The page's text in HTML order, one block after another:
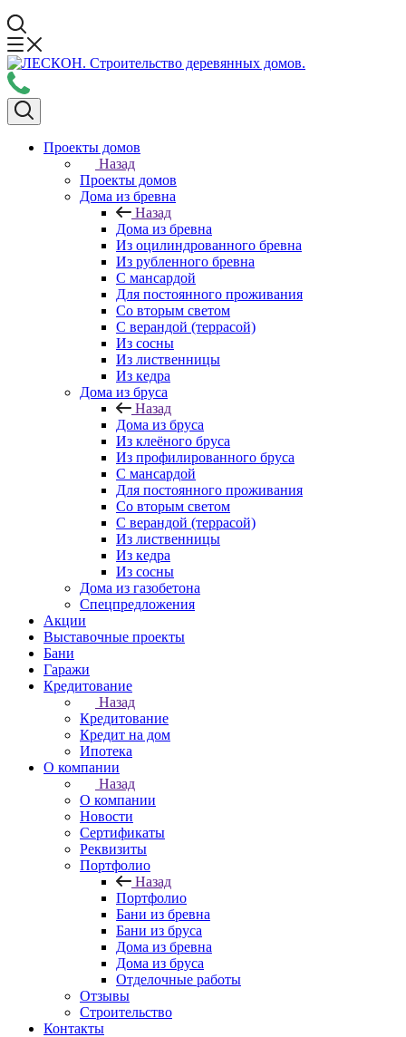
Проекты домов
Назад
Проекты домов
Дома из бревна
Назад
Дома из бревна
Из оцилиндрованного бревна
Из рубленного бревна
С мансардой
Для постоянного проживания
Со вторым светом
С верандой (террасой)
Из сосны
Из лиственницы
Из кедра
Дома из бруса
Назад
Дома из бруса
Из клеёного бруса
Из профилированного бруса
С мансардой
Для постоянного проживания
Со вторым светом
С верандой (террасой)
Из лиственницы
Из кедра
Из сосны
Дома из газобетона
Спецпредложения
Акции
Выставочные проекты
Бани
Гаражи
Кредитование
Назад
Кредитование
Кредит на дом
Ипотека
О компании
Назад
О компании
Новости
Сертификаты
Реквизиты
Портфолио
Назад
Портфолио
Бани из бревна
Бани из бруса
Дома из бревна
Дома из бруса
Отделочные работы
Отзывы
Строительство
Контакты